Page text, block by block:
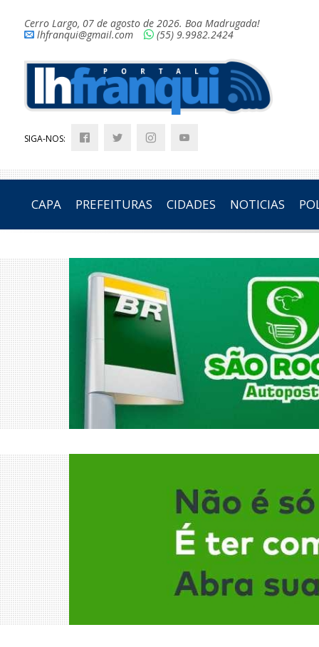
Cerro Largo, 07 de agosto de 2026. Boa Madrugada!
lhfranqui@gmail.com
(55) 9.9982.2424
SIGA-NOS:
CAPA PREFEITURAS CIDADES NOTICIAS